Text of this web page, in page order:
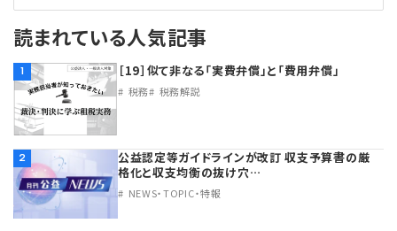
読まれている人気記事
1 ［19］似て非なる「実費弁償」と「費用弁償」
税務 税務解説
2
公益認定等ガイドラインが改訂 収支予算書の厳
格化と収支均衡の抜け穴…
NEWS・TOPIC・特報